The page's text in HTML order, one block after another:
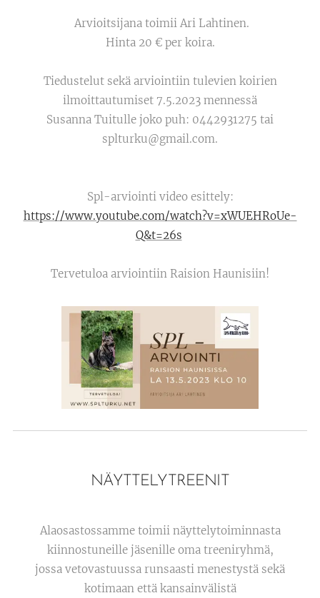
Arvioitsijana toimii Ari Lahtinen.
Hinta 20 € per koira.
Tiedustelut sekä arviointiin tulevien koirien
ilmoittautumiset 7.5.2023 mennessä
Susanna Tuitulle joko puh: 0442931275 tai
splturku@gmail.com.
Spl-arviointi video esittely:
https://www.youtube.com/watch?v=xWUEHRoUe-
Q&t=26s
Tervetuloa arviointiin Raision Haunisiin!
NÄYTTELYTREENIT
Alaosastossamme toimii näyttelytoiminnasta
kiinnostuneille jäsenille oma treeniryhmä,
jossa vetovastuussa runsaasti menestystä sekä
kotimaan että kansainvälistä